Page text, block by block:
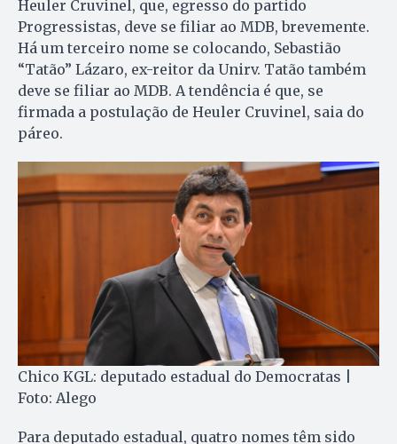
Heuler Cruvinel, que, egresso do partido
Progressistas, deve se filiar ao MDB, brevemente.
Há um terceiro nome se colocando, Sebastião
“Tatão” Lázaro, ex-reitor da Unirv. Tatão também
deve se filiar ao MDB. A tendência é que, se
firmada a postulação de Heuler Cruvinel, saia do
páreo.
Chico KGL: deputado estadual do Democratas |
Foto: Alego
Para deputado estadual, quatro nomes têm sido